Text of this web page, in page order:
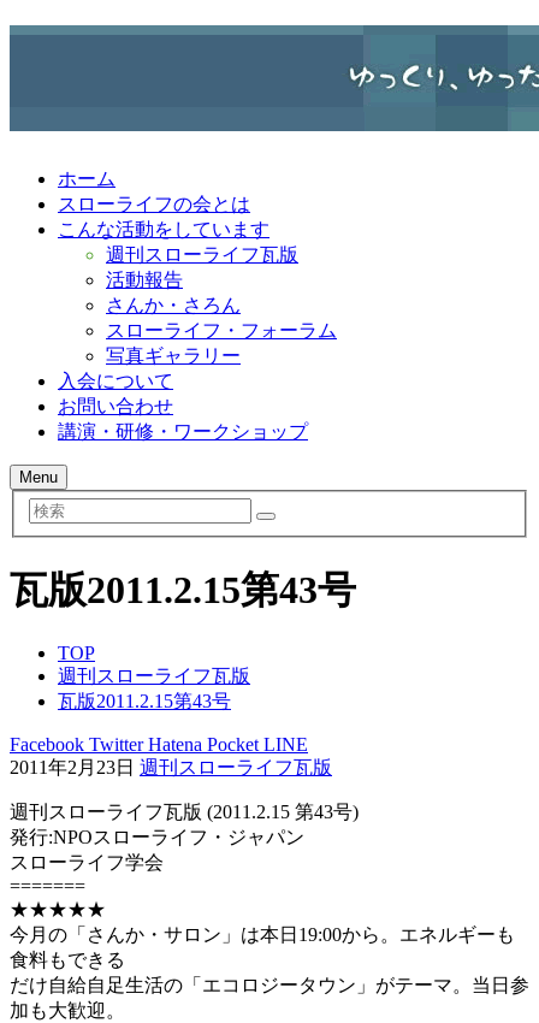
ホーム
スローライフの会とは
こんな活動をしています
週刊スローライフ瓦版
活動報告
さんか・さろん
スローライフ・フォーラム
写真ギャラリー
入会について
お問い合わせ
講演・研修・ワークショップ
Menu
検
索
瓦版2011.2.15第43号
TOP
週刊スローライフ瓦版
瓦版2011.2.15第43号
Facebook TwitterHatena Pocket LINE
2011年2月23日 週刊スローライフ瓦版
週刊スローライフ瓦版 (2011.2.15 第43号)
発行:NPOスローライフ・ジャパン
スローライフ学会
=======
★★★★★
今月の「さんか・サロン」は本日19:00から。エネルギーも
食料もできる
だけ自給自足生活の「エコロジータウン」がテーマ。当日参
加も大歓迎。